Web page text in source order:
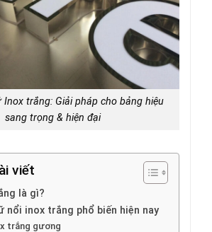
Inox trắng: Giải pháp cho bảng hiệu
sang trọng & hiện đại
viết
là gì?
nổi inox trắng phổ biến hiện nay
trắng gương